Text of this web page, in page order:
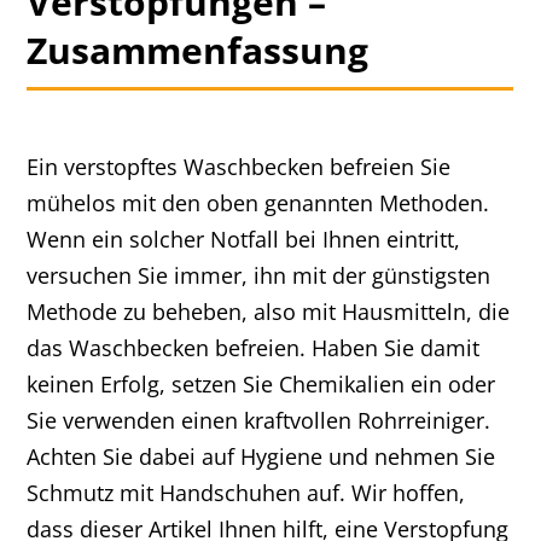
Zusammenfassung
Ein verstopftes Waschbecken befreien Sie
mühelos mit den oben genannten Methoden.
Wenn ein solcher Notfall bei Ihnen eintritt,
versuchen Sie immer, ihn mit der günstigsten
Methode zu beheben, also mit Hausmitteln, die
das Waschbecken befreien. Haben Sie damit
keinen Erfolg, setzen Sie Chemikalien ein oder
Sie verwenden einen kraftvollen Rohrreiniger.
Achten Sie dabei auf Hygiene und nehmen Sie
Schmutz mit Handschuhen auf. Wir hoffen,
dass dieser Artikel Ihnen hilft, eine Verstopfung